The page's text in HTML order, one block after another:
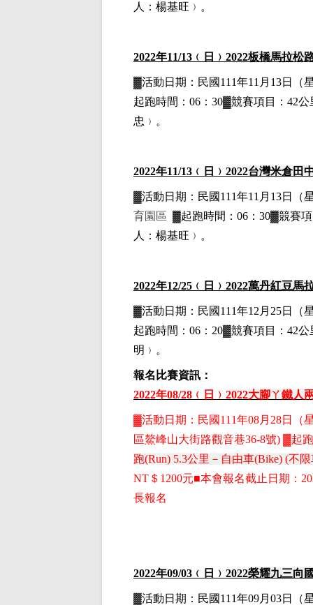
人：楊基旺﹚。
2022年11/13 ﹙日﹚ 2022板橋馬拉松
▓活動日期： 民國111年11月13日
（
起跑時間：06：30▓競賽項目：42
忠﹚。
2022年11/13 ﹙日﹚ 2022台灣米倉田
▓活動日期： 民國111年11月13日
（
育園區 ▓起跑時間：06：30▓競賽
人：楊基旺﹚。
2022年12/25 ﹙日﹚ 2022萬丹紅豆馬
▓活動日期： 民國111年12月25日
（
起跑時間：06：20▓競賽項目：42
明﹚。
報名比賽資訊：
2022年08/28 ﹙日﹚ 2022大腳ㄚ鐵人
▓活動日期： 民國111年08月28日
（
區鰲峰山大街路觀音巷36-8號) ▓起
跑(Run) 5.3公里－自由車(Bike) (不
NT ＄1200元■本會報名截止日期：
長報名
2022年09/03 ﹙日﹚ 2022榮耀九三向
▓活動日期： 民國111年09月03日 （